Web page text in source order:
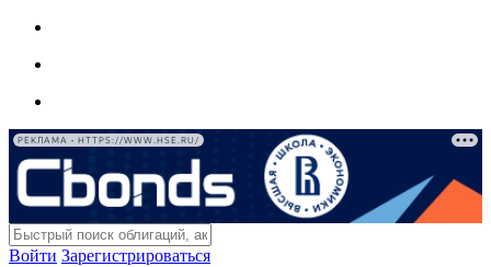
РЕКЛАМА • HTTPS://WWW.HSE.RU/
Войти Зарегистрироваться